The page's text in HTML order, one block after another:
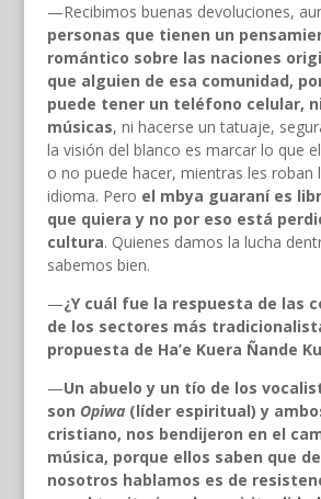
—Recibimos buenas devoluciones,
personas que tienen un
romántico sobre las naciones
que alguien de esa comunidad,
puede tener un teléfono celular,
músicas, ni hacerse un tatuaje,
la visión del blanco es marcar lo que
o no puede hacer, mientras les roban
idioma. Pero el mbya guaraní es
que quiera y no por eso está
cultura. Quienes damos la lucha
sabemos bien.
—¿Y cuál fue la respuesta de las
de los sectores más
propuesta de Ha’e Kuera Ñande
—Un abuelo y un tío de los
son Opiwa(líder espiritual) y
cristiano, nos bendijeron en el
música, porque ellos saben que
nosotros hablamos es de